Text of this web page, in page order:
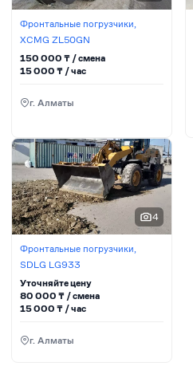
Фронтальные погрузчики,
XCMG ZL50GN
150 000 ₸ / сменa
15 000 ₸ / час
г. Алматы
4
Фронтальные погрузчики,
SDLG LG933
Уточняйте цену
80 000 ₸ / сменa
15 000 ₸ / час
г. Алматы